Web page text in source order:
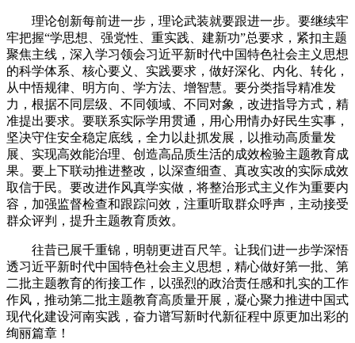
理论创新每前进一步，理论武装就要跟进一步。要继续牢
牢把握“学思想、强党性、重实践、建新功”总要求，紧扣主题
聚焦主线，深入学习领会习近平新时代中国特色社会主义思想
的科学体系、核心要义、实践要求，做好深化、内化、转化，
从中悟规律、明方向、学方法、增智慧。要分类指导精准发
力，根据不同层级、不同领域、不同对象，改进指导方式，精
准提出要求。要联系实际学用贯通，用心用情办好民生实事，
坚决守住安全稳定底线，全力以赴抓发展，以推动高质量发
展、实现高效能治理、创造高品质生活的成效检验主题教育成
果。要上下联动推进整改，以深查细查、真改实改的实际成效
取信于民。要改进作风真学实做，将整治形式主义作为重要内
容，加强监督检查和跟踪问效，注重听取群众呼声，主动接受
群众评判，提升主题教育质效。
往昔已展千重锦，明朝更进百尺竿。让我们进一步学深悟
透习近平新时代中国特色社会主义思想，精心做好第一批、第
二批主题教育的衔接工作，以强烈的政治责任感和扎实的工作
作风，推动第二批主题教育高质量开展，凝心聚力推进中国式
现代化建设河南实践，奋力谱写新时代新征程中原更加出彩的
绚丽篇章！